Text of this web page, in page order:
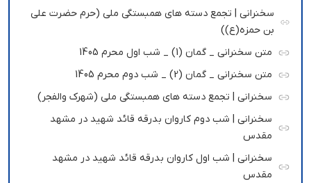
سخنرانی | تجمع دسته های همبستگی ملی (حرم حضرت علی
بن حمزه(ع))
متن سخنرانی _ گمان (1) _ شب اول محرم 1405
متن سخنرانی _ گمان (2) _ شب دوم محرم 1405
سخنرانی | تجمع دسته های همبستگی ملی (شهرک والفجر)
سخنرانی | شب دوم کاروان بدرقه قائد شهید در مشهد
مقدس
سخنرانی | شب اول کاروان بدرقه قائد شهید در مشهد
مقدس